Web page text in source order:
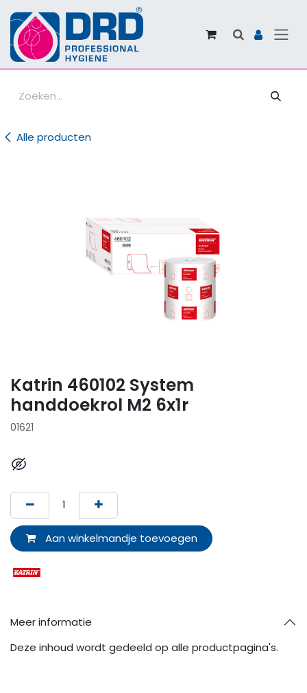
Alle producten
Katrin 460102 System
handdoekrol M2 6x1r
01621
Aan winkelmandje toevoegen
Meer informatie
Deze inhoud wordt gedeeld op alle productpagina's.